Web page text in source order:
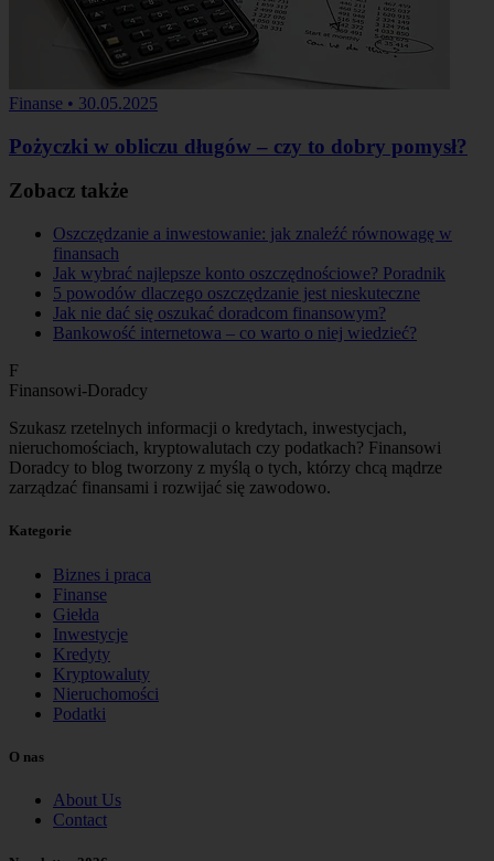
Finanse • 30.05.2025
Pożyczki w obliczu długów – czy to dobry pomysł?
Zobacz także
Oszczędzanie a inwestowanie: jak znaleźć równowagę w
finansach
Jak wybrać najlepsze konto oszczędnościowe? Poradnik
5 powodów dlaczego oszczędzanie jest nieskuteczne
Jak nie dać się oszukać doradcom finansowym?
Bankowość internetowa – co warto o niej wiedzieć?
F
Finansowi-Doradcy
Szukasz rzetelnych informacji o kredytach, inwestycjach,
nieruchomościach, kryptowalutach czy podatkach? Finansowi
Doradcy to blog tworzony z myślą o tych, którzy chcą mądrze
zarządzać finansami i rozwijać się zawodowo.
Kategorie
Biznes i praca
Finanse
Giełda
Inwestycje
Kredyty
Kryptowaluty
Nieruchomości
Podatki
O nas
About Us
Contact